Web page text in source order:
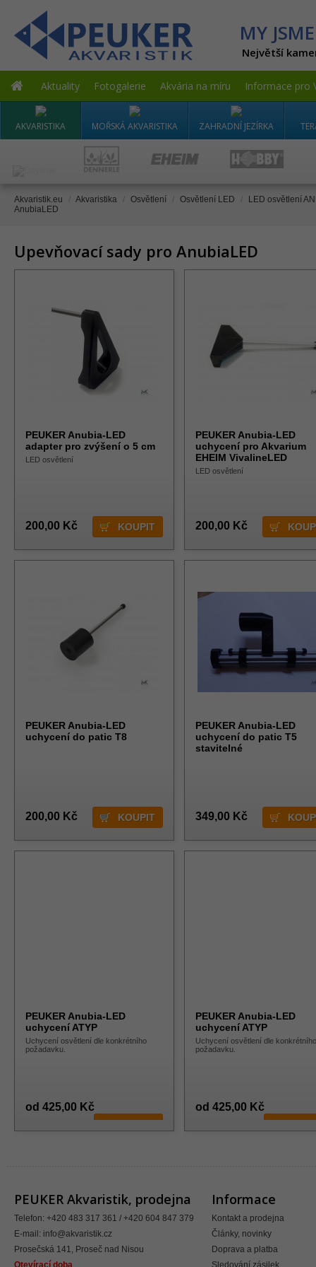
MY
Největší
Aktuality Fotogalerie Akvária na míru Informace pro
AKVARISTIKA MOŘSKÁ AKVARISTIKA ZAHRADNÍ JEZÍRKA
Akvaristik.eu / Akvaristika / Osvětlení / Osvětlení LED /
LED osvětlení
AnubiaLED
Upevňovací sady pro AnubiaLED
PEUKER Anubia-LED
adapter pro zvýšení o 5 cm
LED osvětlení
200,00 Kč
PEUKER Anubia-LED
uchycení pro Akvarium
EHEIM VivalineLED
LED osvětlení
200,00 Kč
PEUKER Anubia-LED
uchycení do patic T8
200,00 Kč
PEUKER Anubia-LED
uchycení do patic T5
stavitelné
349,00 Kč
PEUKER Anubia-LED
uchycení ATYP
Uchycení osvětlení dle konkrétního
požadavku.
od 425,00 Kč
PEUKER Anubia-LED
uchycení ATYP
Uchycení osvětlení dle konkrétního
požadavku.
od 425,00 Kč
PEUKER Akvaristik, prodejna
Telefon: +420 483 317 361 / +420 604 847 379
E-mail: info@akvaristik.cz
Prosečská 141, Proseč nad Nisou
Otevírací doba
Informace
Kontakt a prodejna
Články, novinky
Doprava a platba
Sledování zásilek